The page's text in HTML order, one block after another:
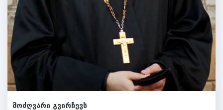
მოძღვარი გვირჩევს